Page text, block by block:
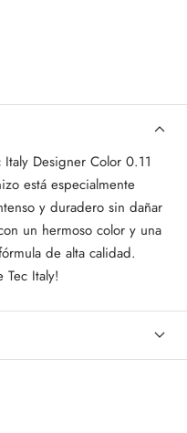
Designer Color 0.11
está especialmente
y duradero sin dañar
un hermoso color y una
de alta calidad.
Tec Italy!